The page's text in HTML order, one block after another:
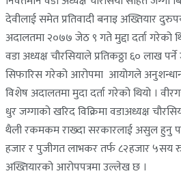
देवीलाई समेत प्रतिवादी बनाइ अख्तियार
अदालतमा २०७७ जेठ ९ गते मुद्दा दर्ता गरेको
वडा अध्यक्ष चौरसियाले प्रतिकठ्ठा ६० लाख
सिफारिस गरेको आरोपमा आयोगले
विशेष अदालतमा मुदा दर्ता गरेको थियो ।
धुर जग्गाको खरिद विक्रिमा वडाअध्यक्ष
थैली रकमकम राख्दा सरकारलाई असुल हुनु
हजार र पुजीगत लाभकर तर्फ ८२हजार ५सय
अख्तियारको आरोपपत्रमा उल्लेख छ ।